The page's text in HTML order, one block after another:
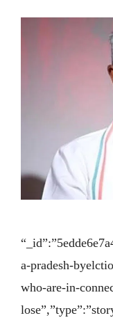
a-pradesh-
who-are-in-